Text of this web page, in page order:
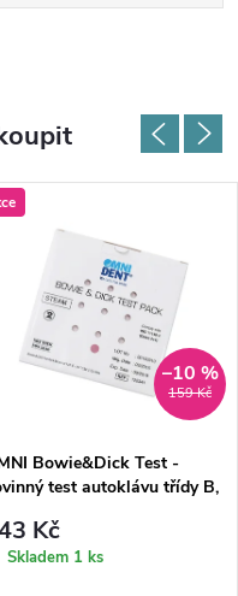
159 Kč
–10 %
Bowie&Dick Test -
test autoklávu třídy B,
Kč
Skladem 1 ks